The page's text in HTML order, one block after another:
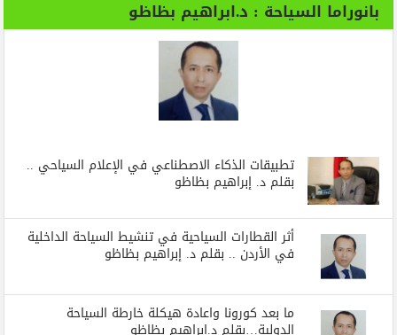
بانوراما السياحة : د.ابراهيم بظاظو
تطبيقات الذكاء الاصطناعي في الإعلام السياحي ..
بقلم د. إبراهيم بظاظو
أثر القطارات السياحية في تنشيط السياحة الداخلية
في الأردن .. بقلم د. إبراهيم بظاظو
ما بعد كورونا واعادة هيكلة خارطة السياحة
الدولية…بقلم د.ابراهيم بظاظو